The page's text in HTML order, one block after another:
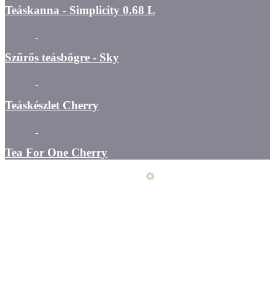
Teáskanna - Simplicity 0.68 L
Szűrős teásbögre - Sky
Teáskészlet Cherry
Tea For One Cherry